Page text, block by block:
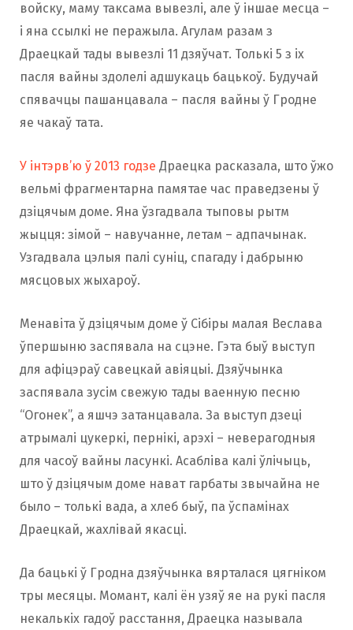
войску, маму таксама вывезлі, але ў іншае месца –
і яна ссылкі не перажыла. Агулам разам з
Драецкай тады вывезлі 11 дзяўчат. Толькі 5 з іх
пасля вайны здолелі адшукаць бацькоў. Будучай
спявачцы пашанцавала – пасля вайны ў Гродне
яе чакаў тата.
У інтэрв’ю ў 2013 годзе Драецка расказала, што ўжо
вельмі фрагментарна памятае час праведзены ў
дзіцячым доме. Яна ўзгадвала тыповы рытм
жыцця: зімой – навучанне, летам – адпачынак.
Узгадвала цэлыя палі суніц, спагаду і дабрыню
мясцовых жыхароў.
Менавіта ў дзіцячым доме ў Сібіры малая Веслава
ўпершыню заспявала на сцэне. Гэта быў выступ
для афіцэраў савецкай авіяцыі. Дзяўчынка
заспявала зусім свежую тады ваенную песню
“Огонек”, а яшчэ затанцавала. За выступ дзеці
атрымалі цукеркі, пернікі, арэхі – неверагодныя
для часоў вайны ласункі. Асабліва калі ўлічыць,
што ў дзіцячым доме нават гарбаты звычайна не
было – толькі вада, а хлеб быў, па ўспамінах
Драецкай, жахлівай якасці.
Да бацькі ў Гродна дзяўчынка вярталася цягніком
тры месяцы. Момант, калі ён узяў яе на рукі пасля
некалькіх гадоў расстання, Драецка называла